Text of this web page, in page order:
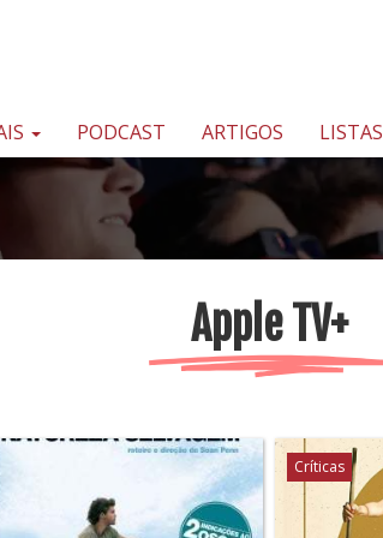
PODCAST ARTIGOS LISTAS
Apple TV+
Críticas